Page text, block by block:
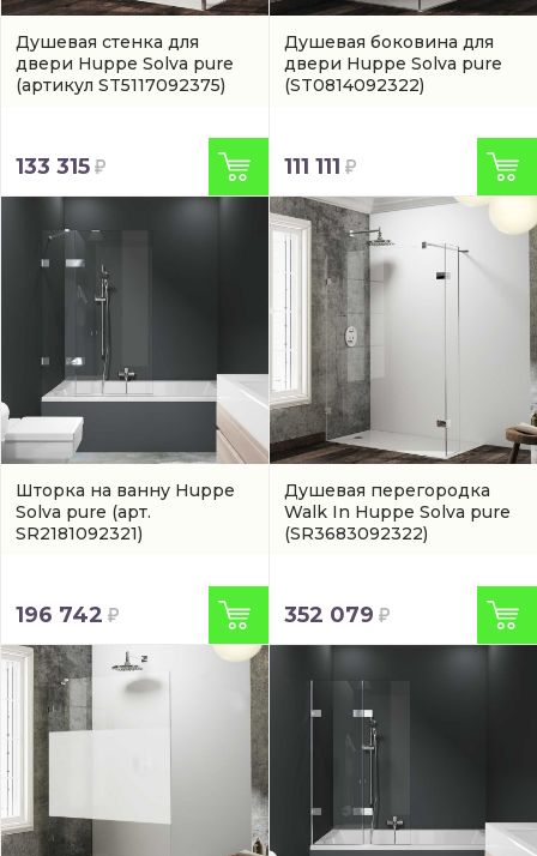
Душевая стенка для
двери Huppe Solva pure
(артикул ST5117092375)
133 315
Душевая боковина для
двери Huppe Solva pure
(ST0814092322)
111 111
Шторка на ванну Huppe
Solva pure (арт.
SR2181092321)
196 742
Душевая перегородка
Walk In Huppe Solva pure
(SR3683092322)
352 079